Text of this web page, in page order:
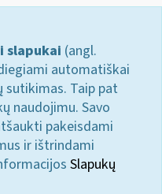
slapukai (angl.
automatiškai
sutikimas. Taip pat
naudojimu. Savo
pakeisdami
ir ištrindami
Slapukų